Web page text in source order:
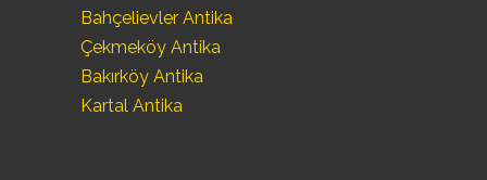
Bahçelievler Antika
Çekmeköy Antika
Bakırköy Antika
Kartal Antika